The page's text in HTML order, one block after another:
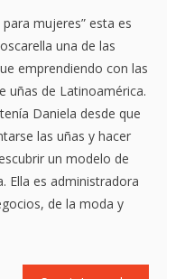
mujeres” esta es
una de las
emprendiendo con las
uñas de Latinoamérica.
Daniela desde que
las uñas y hacer
un modelo de
Ella es administradora
de la moda y